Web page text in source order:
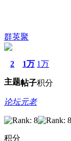
群英聚
2
主题
1万
帖子
1万
积分
论坛元老
积分